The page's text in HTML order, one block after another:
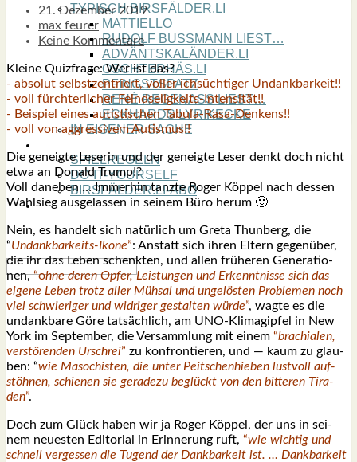
TYPISCH BIRSFÄLDER.LI
MATTIELLO
RUDOLF BUSS­MANN LIEST…
ADVÄNTSKALÄNDER.LI
OSCHTERHÄS.LI
PFINGST­SPATZ
RENÉ REGEN­ASS LIEST…
ECK­HARDS LYRIK­ECKE
IN EIGE­NER SACHE
SPIEL­RE­GELN
DO-IT-YOUR­S­ELF
BIRSFÄLDER.LI-ABO
SHOUT­BOX
21. Dezember 2019
max feurer
Keine Kommentare
Klei­ne Quiz­fra­ge: Wer ist das?
- abso­lut selbst­zen­triert, vol­ler ich­süch­ti­ger Undank­bar­keit!!
- voll fürch­ter­li­cher Feind­se­lig­keits-Inten­si­tät!!
- Bei­spiel eines autis­ti­schen Tabu­la-Rasa-Den­kens!!
- voll von aggres­si­vem Autis­mus!!
Die geneig­te Lese­rin und der geneig­te Leser denkt doch nicht
etwa an Donald Trump!?
Voll dane­ben … Immer­hin tanz­te Roger Köp­pel nach des­sen
Wahl­sieg aus­ge­las­sen in sei­nem Büro her­um 🙂
Nein, es han­delt sich natür­lich um Gre­ta Thun­berg, die
“Undank­bar­keits-Iko­ne”: Anstatt sich ihren Eltern gegen­über,
die ihr das Leben schenk­ten, und allen frü­he­ren Gene­ra­tio­
nen,“ohne deren Opfer, Leis­tun­gen und Erkennt­nis­se sich das
eige­ne Leben trotz aller Müh­sal und unge­lös­ten Pro­ble­men noch
viel schwie­ri­ger und wid­ri­ger gestal­ten wür­de”, wag­te es die
undank­ba­re Göre tat­säch­lich, am UNO-Kli­ma­gip­fel in New
York im Sep­tem­ber, die Ver­samm­lung mit einem “bra­chia­len,
ver­stö­ren­den Urschrei” zu kon­fron­tie­ren, und — kaum zu glau­
ben: “wie Maso­chis­ten, die unter Peit­schen­hie­ben lust­voll auf­
stöh­nen, schie­nen sie gera­de­zu beglückt von den bit­te­ren Tira­
den”.
Doch zum Glück haben wir ja Roger Köp­pel, der uns in sei­
nem neu­es­ten Edi­to­ri­al in Erin­ne­rung ruft, “wie wich­tig und
schnell ver­ges­sen die Tugend der Dank­bar­keit ist. … Dank­bar­keit